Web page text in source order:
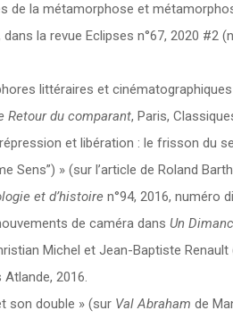
de la métamorphose et
dans la revue Eclipses n°67, 2020 #2
littéraires et
Retour du comparant, Paris,
et libération : le frisson du
Sens”) » (sur l’article de Roland
et d’histoire n°94, 2016, numéro
de caméra dans Un
Michel et Jean-Baptiste
2016.
son double » (sur Val Abraham de